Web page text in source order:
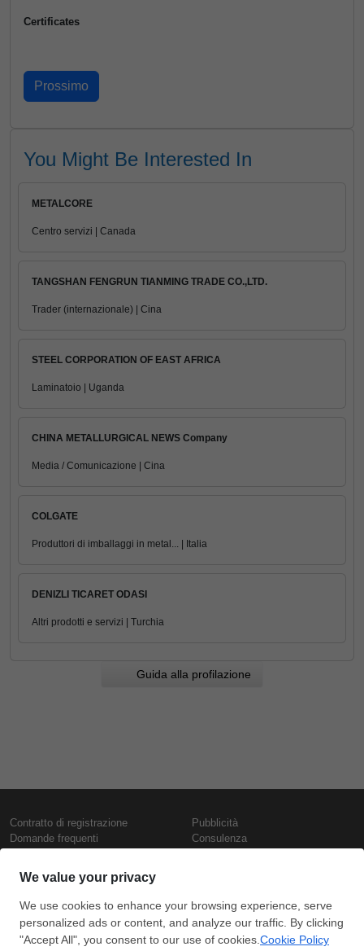
Certificates
You Might Be Interested In
METALCORE
Centro servizi | Canada
TANGSHAN FENGRUN TIANMING TRADE CO.,LTD.
Trader (internazionale) | Cina
STEEL CORPORATION OF EAST AFRICA
Laminatoio | Uganda
CHINA METALLURGICAL NEWS Company
Media / Comunicazione | Cina
COLGATE
Produttori di imballaggi in metal... | Italia
DENIZLI TICARET ODASI
Altri prodotti e servizi | Turchia
Guida alla profilazione
Contratto di registrazione
Domande frequenti
Presentazione
Contattaci
Termini di utilizzo
Politica di riservatezza
Pubblicità
Consulenza